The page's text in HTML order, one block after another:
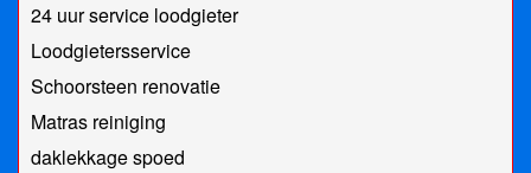
24 uur service loodgieter
Loodgietersservice
Schoorsteen renovatie
Matras reiniging
daklekkage spoed